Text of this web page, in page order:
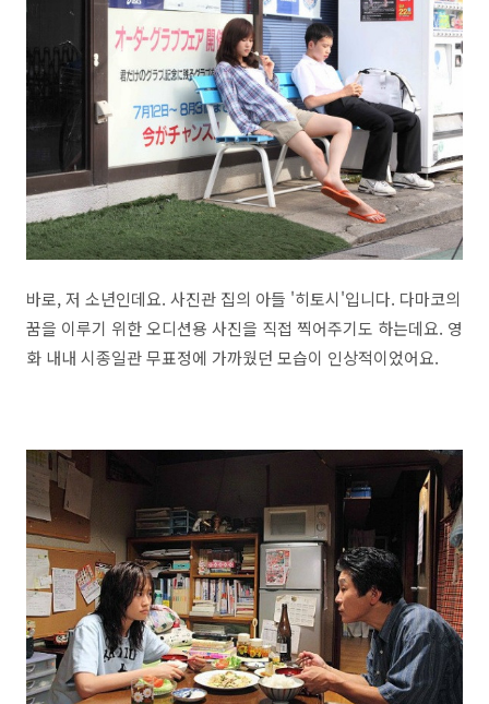
바로, 저 소년인데요. 사진관 집의 아들 '히토시'입니다. 다마코의
꿈을 이루기 위한 오디션용 사진을 직접 찍어주기도 하는데요. 영
화 내내 시종일관 무표정에 가까웠던 모습이 인상적이었어요.